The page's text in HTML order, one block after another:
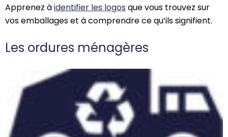
Apprenez àidentifier les logos que vous trouvez sur
vos emballages et à comprendre ce qu’ils signifient.
Les ordures ménagères